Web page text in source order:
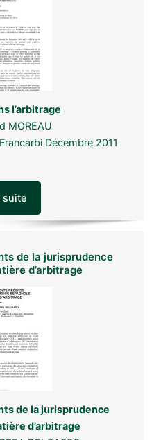
l’arbitrage
MOREAU
Décembre 2011
suite
de la jurisprudence
d’arbitrage
de la jurisprudence
d’arbitrage